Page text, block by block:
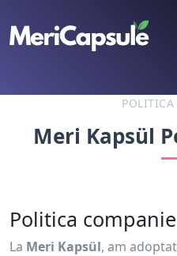
Meri Kapsül
Politica
La Meri Kapsül, am